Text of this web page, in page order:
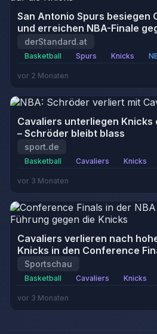
San Antonio Spurs besiegen
und erreichen NBA-Finale
derStandard.at
Basketball Spurs Knicks
vor 2 Monaten
Cavaliers unterliegen
– Schröder bleibt blass
sport.de
Basketball Cavaliers Knicks
vor 3 Monaten
Cavaliers verlieren nach
Knicks in den Conference
Sportschau
Basketball Cavaliers Knicks
vor 3 Monaten